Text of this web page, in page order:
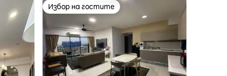
Избор на гостите
Избор на гостите